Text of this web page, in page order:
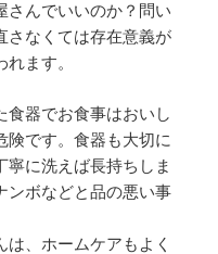
さんでいいのか？問い
さなくては存在意義が
ます。
食器でお食事はおいし
険です。食器も大切に
寧に洗えば長持ちしま
ンボなどと品の悪い事
、ホームケアもよく